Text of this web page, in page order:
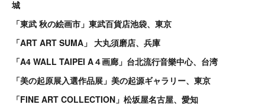
城
「東武 秋の絵画市」東武百貨店池袋、東京
「ART ART SUMA」 大丸須磨店、兵庫
「A4 WALL TAIPEI A４画廊」台北流行音樂中心、台湾
「美の起原展入選作品展」美の起源ギャラリー、東京
「FINE ART COLLECTION」松坂屋名古屋、愛知